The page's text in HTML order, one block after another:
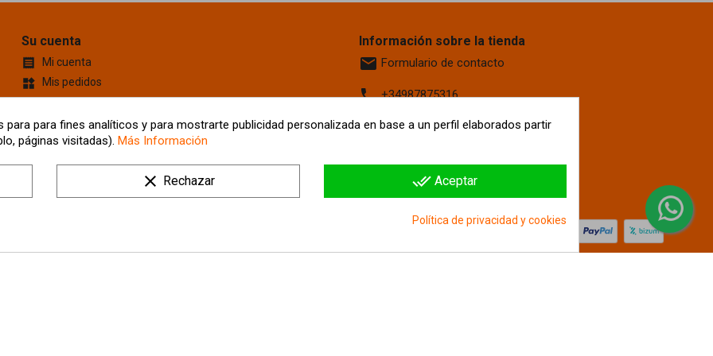
Su cuenta
 Mi cuenta
widgets Mis pedidos
Cupones de descuento
account_box Información personal
location_on Mis Direcciones
Tus ajustes de cookies
Información sobre la tienda
email Formulario de contacto
phone+34987875316
location_on Calle La Fontanilla, 6
para fines analíticos y para mostrarte publicidad personalizada en base a un perfil elaborados partir
páginas visitadas). Más Información
clear Rechazar done_all Aceptar
Política de privacidad y cookies